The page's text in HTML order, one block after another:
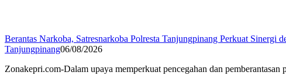
Berantas Narkoba, Satresnarkoba Polresta Tanjungpinang Perkuat Sinergi
Tanjungpinang06/08/2026
Zonakepri.com-Dalam upaya memperkuat pencegahan dan